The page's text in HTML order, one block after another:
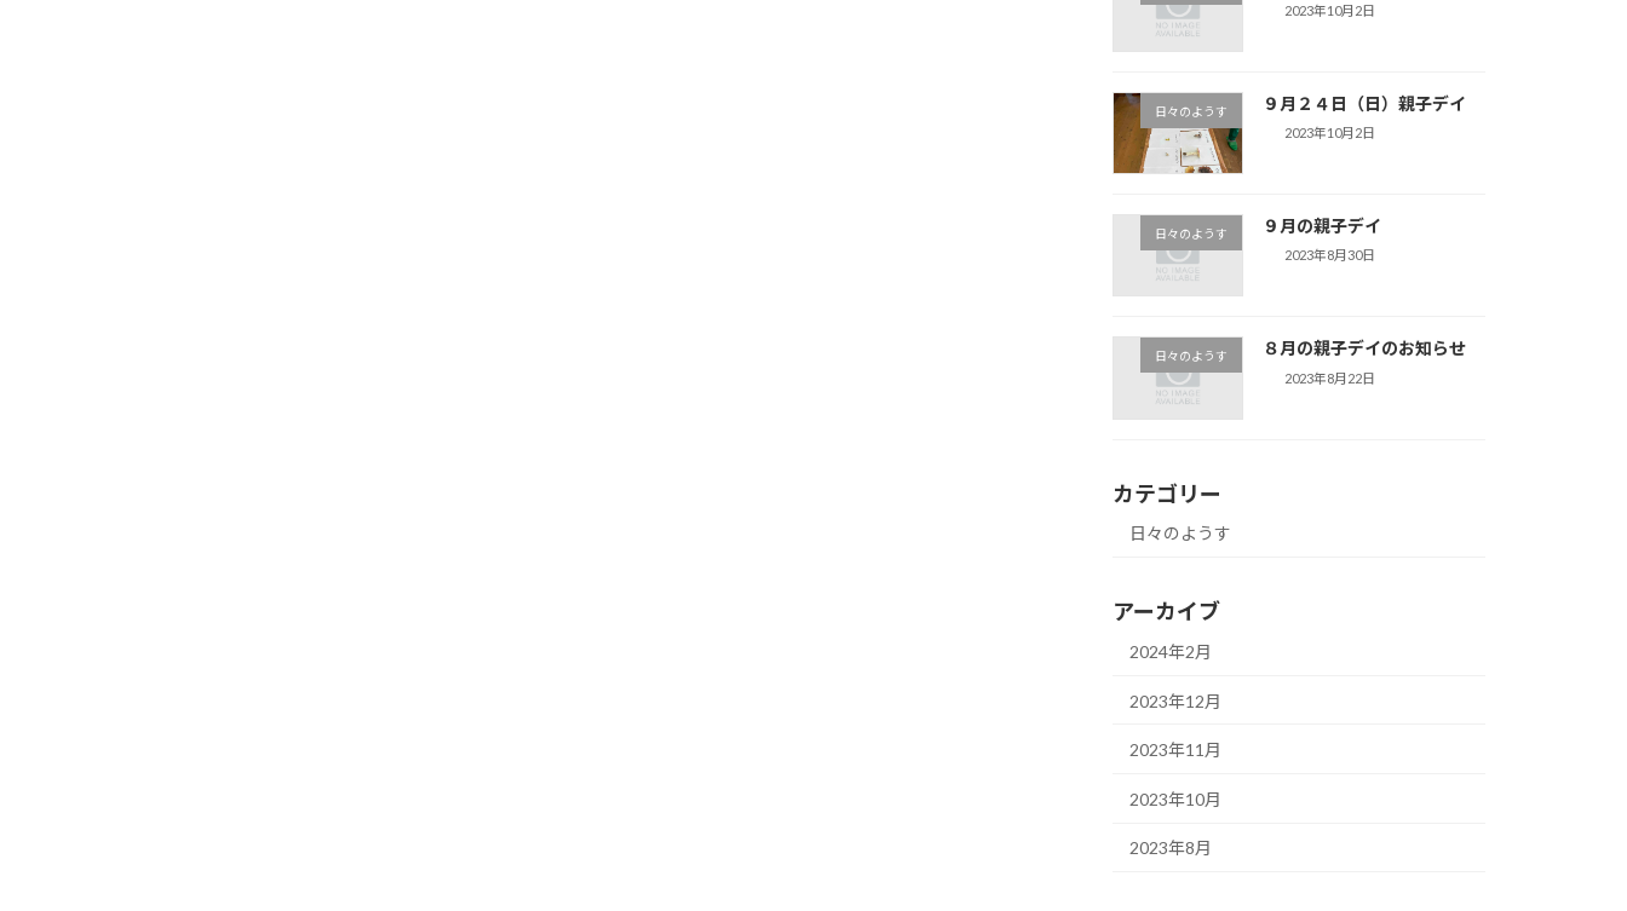
2023年10月2日
日々のようす ９月２４日（日）親子デイ
2023年10月2日
日々のようす ９月の親子デイ
2023年8月30日
日々のようす ８月の親子デイのお知らせ
2023年8月22日
カテゴリー
日々のようす
アーカイブ
2024年2月
2023年12月
2023年11月
2023年10月
2023年8月